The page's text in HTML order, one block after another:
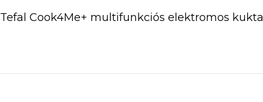
Tefal Cook4Me+ multifunkciós elektromos kukta